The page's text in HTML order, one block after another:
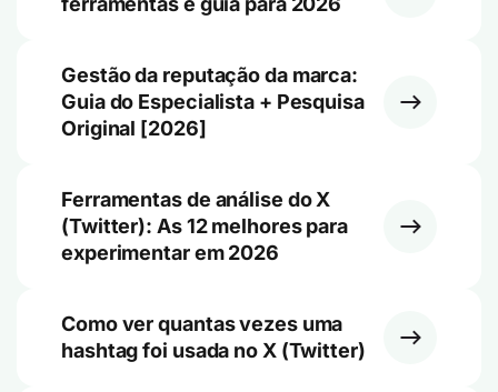
Gestão da reputação da marca:
Guia do Especialista + Pesquisa
Original [2026]
Ferramentas de análise do X
(Twitter): As 12 melhores para
experimentar em 2026
Como ver quantas vezes uma
hashtag foi usada no X (Twitter)